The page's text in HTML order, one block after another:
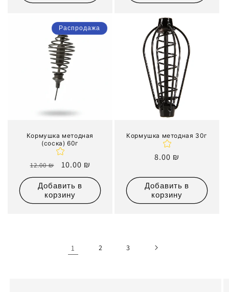
Распродажа
Кормушка методная
(соска) 60г
Обычная
цена
12.00 ₪
Цена
со
скидкой
10.00 ₪
Добавить в
корзину
Кормушка методная 30г
Обычная
8.00 ₪
Добавить в
корзину
1 2 3